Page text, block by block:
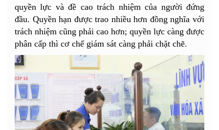
quyền lực và đề cao trách nhiệm của người đứng
đầu. Quyền hạn được trao nhiều hơn đồng nghĩa với
trách nhiệm cũng phải cao hơn; quyền lực càng được
phân cấp thì cơ chế giám sát càng phải chặt chẽ.